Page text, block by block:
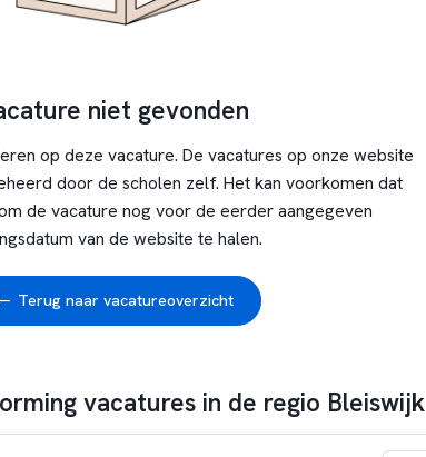
niet gevonden
op deze vacature. De vacatures op onze website
door de scholen zelf. Het kan voorkomen dat
de vacature nog voor de eerder aangegeven
van de website te halen.
Terug naar vacatureoverzicht
vacatures in de regio Bleiswijk